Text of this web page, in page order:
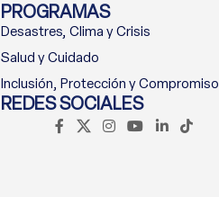
PROGRAMAS
Desastres, Clima y Crisis
Salud y Cuidado
Inclusión, Protección y Compromiso
REDES SOCIALES